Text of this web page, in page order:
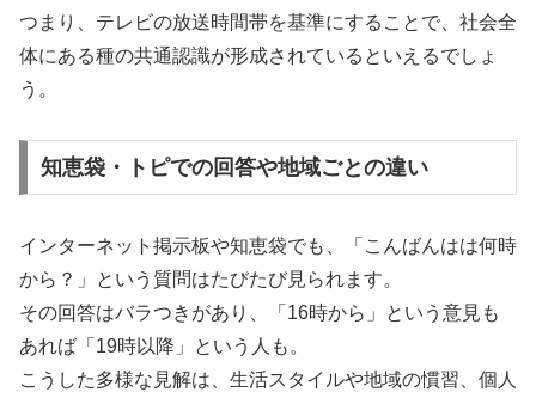
つまり、テレビの放送時間帯を基準にすることで、社会全
体にある種の共通認識が形成されているといえるでしょ
う。
知恵袋・トピでの回答や地域ごとの違い
インターネット掲示板や知恵袋でも、「こんばんはは何時
から？」という質問はたびたび見られます。
その回答はバラつきがあり、「16時から」という意見も
あれば「19時以降」という人も。
こうした多様な見解は、生活スタイルや地域の慣習、個人